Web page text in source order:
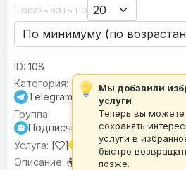
Показывать по
108
Telegram
Подписчики для бота (/start)
[
] Подписчики для бота
🌍
География
Мы добавили
услуги
Теперь вы можете
сохранять
услуги в
быстро
позже.